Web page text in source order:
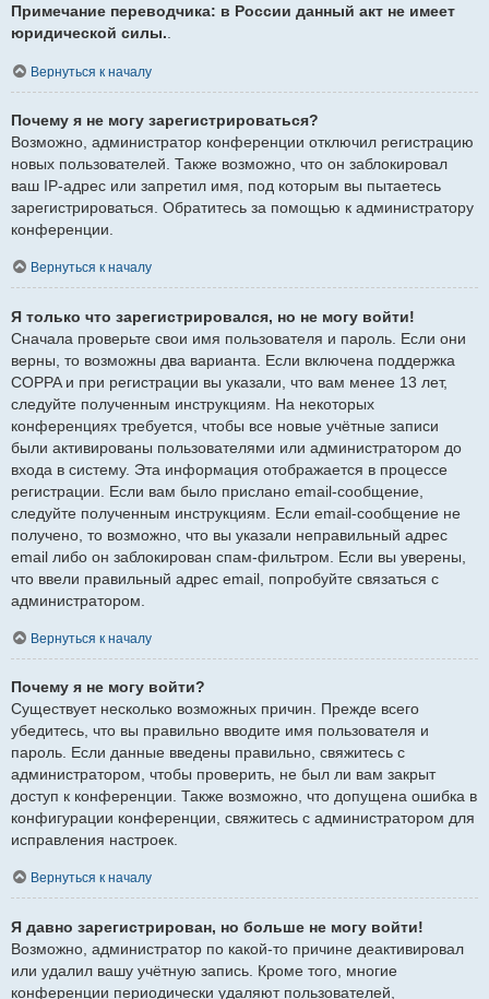
Примечание переводчика: в России данный акт не имеет
юридической силы..
Вернуться к началу
Почему я не могу зарегистрироваться?
Возможно, администратор конференции отключил регистрацию
новых пользователей. Также возможно, что он заблокировал
ваш IP-адрес или запретил имя, под которым вы пытаетесь
зарегистрироваться. Обратитесь за помощью к администратору
конференции.
Вернуться к началу
Я только что зарегистрировался, но не могу войти!
Сначала проверьте свои имя пользователя и пароль. Если они
верны, то возможны два варианта. Если включена поддержка
COPPA и при регистрации вы указали, что вам менее 13 лет,
следуйте полученным инструкциям. На некоторых
конференциях требуется, чтобы все новые учётные записи
были активированы пользователями или администратором до
входа в систему. Эта информация отображается в процессе
регистрации. Если вам было прислано email-сообщение,
следуйте полученным инструкциям. Если email-сообщение не
получено, то возможно, что вы указали неправильный адрес
email либо он заблокирован спам-фильтром. Если вы уверены,
что ввели правильный адрес email, попробуйте связаться с
администратором.
Вернуться к началу
Почему я не могу войти?
Существует несколько возможных причин. Прежде всего
убедитесь, что вы правильно вводите имя пользователя и
пароль. Если данные введены правильно, свяжитесь с
администратором, чтобы проверить, не был ли вам закрыт
доступ к конференции. Также возможно, что допущена ошибка в
конфигурации конференции, свяжитесь с администратором для
исправления настроек.
Вернуться к началу
Я давно зарегистрирован, но больше не могу войти!
Возможно, администратор по какой-то причине деактивировал
или удалил вашу учётную запись. Кроме того, многие
конференции периодически удаляют пользователей,